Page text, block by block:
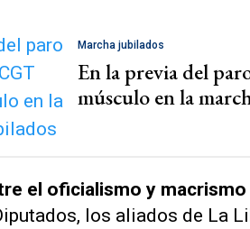
Marcha jubilados
En la previa del
músculo en la
el oficialismo y
los aliados de La